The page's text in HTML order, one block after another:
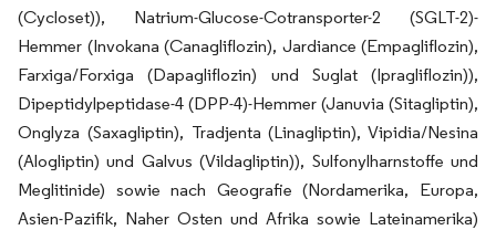
(Cycloset)), Natrium-Glucose-Cotransporter-2 (SGLT-2)-
Hemmer (Invokana (Canagliflozin), Jardiance (Empagliflozin),
Farxiga/Forxiga (Dapagliflozin) und Suglat (Ipragliflozin)),
Dipeptidylpeptidase-4 (DPP-4)-Hemmer (Januvia (Sitagliptin),
Onglyza (Saxagliptin), Tradjenta (Linagliptin), Vipidia/Nesina
(Alogliptin) und Galvus (Vildagliptin)), Sulfonylharnstoffe und
Meglitinide) sowie nach Geografie (Nordamerika, Europa,
Asien-Pazifik, Naher Osten und Afrika sowie Lateinamerika)